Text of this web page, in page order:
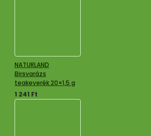
NATURLAND
Birsvarázs
teakeverék 20×1,5 g
1 241 Ft